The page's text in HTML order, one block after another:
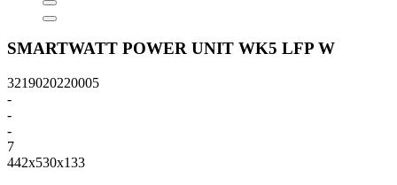
SMARTWATT POWER UNIT WK5 LFP W
3219020220005
-
-
-
7
442x530x133